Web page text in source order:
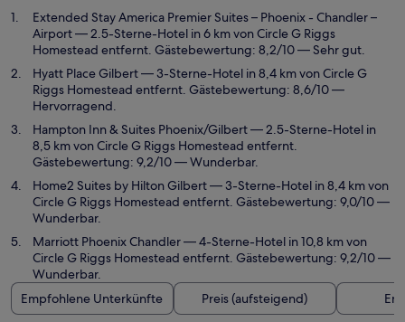
Extended Stay America Premier Suites – Phoenix - Chandler –
Airport— 2.5-Sterne-Hotel in 6 km von Circle G Riggs
Homestead entfernt. Gästebewertung: 8,2/10 — Sehr gut.
Hyatt Place Gilbert— 3-Sterne-Hotel in 8,4 km von Circle G
Riggs Homestead entfernt. Gästebewertung: 8,6/10 —
Hervorragend.
Hampton Inn & Suites Phoenix/Gilbert— 2.5-Sterne-Hotel in
8,5 km von Circle G Riggs Homestead entfernt.
Gästebewertung: 9,2/10 — Wunderbar.
Home2 Suites by Hilton Gilbert— 3-Sterne-Hotel in 8,4 km von
Circle G Riggs Homestead entfernt. Gästebewertung: 9,0/10 —
Wunderbar.
Marriott Phoenix Chandler— 4-Sterne-Hotel in 10,8 km von
Circle G Riggs Homestead entfernt. Gästebewertung: 9,2/10 —
Wunderbar.
Empfohlene Unterkünfte
Preis (aufsteigend)